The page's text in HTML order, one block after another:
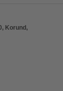
Korund,